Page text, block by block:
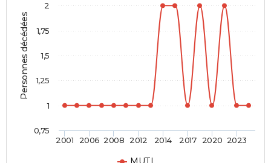
Personnes décédées
2001 2006 2008 2012 2014 2017 2020 2023
0,75
1
1,25
1,5
1,75
2